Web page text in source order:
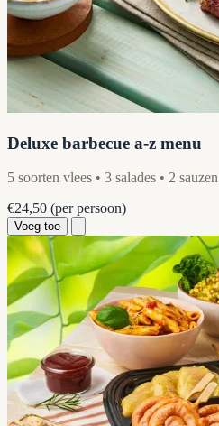
Deluxe barbecue a-z menu
5 soorten vlees • 3 salades • 2 sauzen
€24,50 (per persoon)
Voeg toe